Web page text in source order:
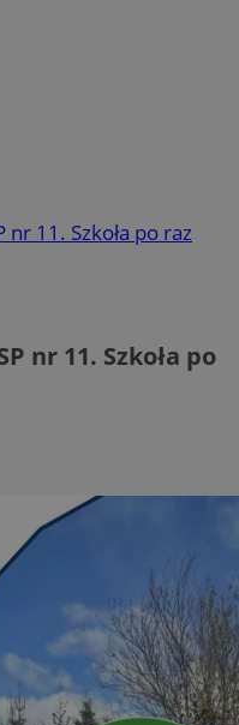
11. Szkoła po raz
nr 11. Szkoła po